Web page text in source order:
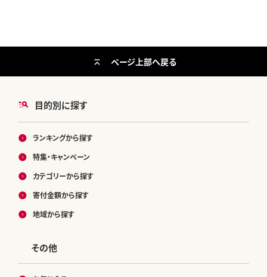
目的別に探す
ランキングから探す
特集・キャンペーン
カテゴリーから探す
寄付金額から探す
地域から探す
その他
ページ上部へ戻る